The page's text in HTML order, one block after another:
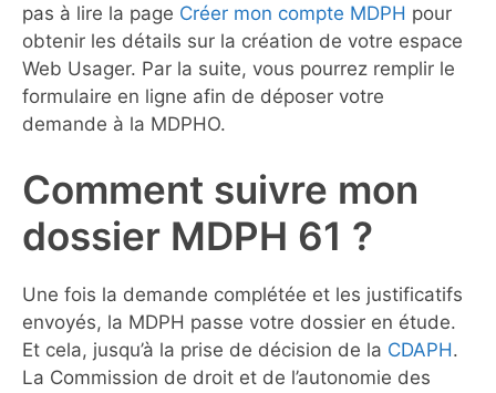
pas à lire la page Créer mon compte MDPH pour
obtenir les détails sur la création de votre espace
Web Usager. Par la suite, vous pourrez remplir le
formulaire en ligne afin de déposer votre
demande à la MDPHO.
Comment suivre mon
dossier MDPH 61 ?
Une fois la demande complétée et les justificatifs
envoyés, la MDPH passe votre dossier en étude.
Et cela, jusqu’à la prise de décision de la CDAPH.
La Commission de droit et de l’autonomie des